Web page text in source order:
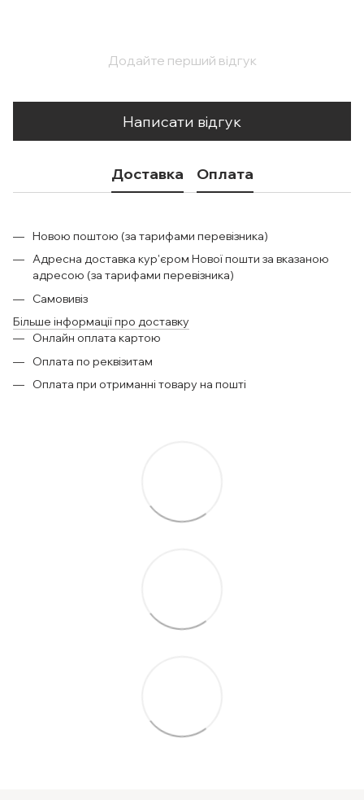
Додайте перший відгук
Написати відгук
Доставка Оплата
Новою поштою (за тарифами перевізника)
Адресна доставка кур'єром Нової пошти за вказаною
адресою (за тарифами перевізника)
Самовивіз
Більше інформації про доставку
Онлайн оплата картою
Оплата по реквізитам
Оплата при отриманні товару на пошті